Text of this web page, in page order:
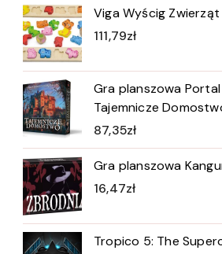
Viga Wyścig Zwierząt
111,79zł
Gra planszowa Portal
Tajemnicze
87,35zł
Gra planszowa
16,47zł
Tropico 5: The